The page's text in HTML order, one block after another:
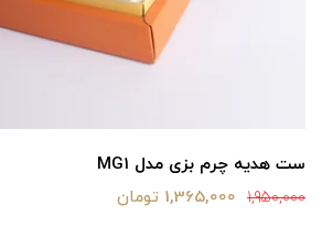
ست هدیه چرم بزی مدل MG1
1,950,000 1,365,000 تومان